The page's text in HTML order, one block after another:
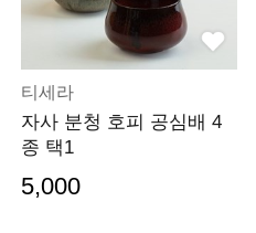
티세라
자사 분청 호피 공심배 4
종 택1
5,000